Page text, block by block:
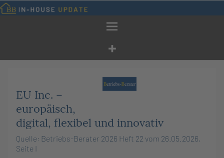
Zum
Inhalt
EU Inc. –
europäisch,
digital, flexibel und innovativ
Quelle: Betriebs-Berater 2026 Heft 22 vom 26.05.2026,
Seite I